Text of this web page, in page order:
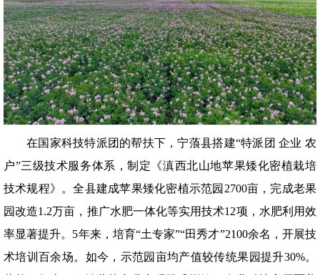
在国家科技特派团的帮扶下，宁蒗县搭建“特派团 企业 农
户”三级技术服务体系，制定《滇西北山地苹果矮化密植栽培
技术规程》。全县建成苹果矮化密植示范园2700亩，完成老果
园改造1.2万亩，推广水肥一体化等实用技术12项，水肥利用效
率显著提升。5年来，培育“土专家”“田秀才”2100余名，开展技
术培训百余场。如今，示范园亩均产值较传统果园提升30%。